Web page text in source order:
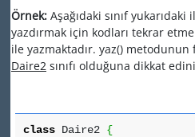
Örnek: Aşağıdaki sınıf yukarıdaki
yazdırmak için kodları tekrar
ile yazmaktadır. yaz()
Daire2 sınıfı olduğuna dikkat
class Daire2 {